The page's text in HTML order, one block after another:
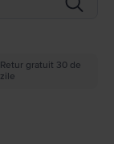
Retur gratuit 30 de
zile